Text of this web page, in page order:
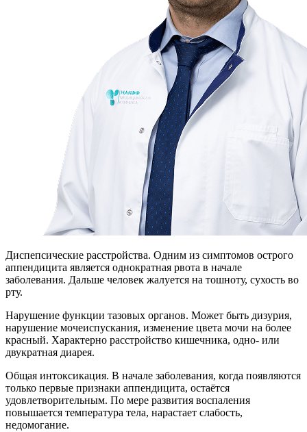
Диспепсические расстройства. Одним из симптомов острого
аппендицита является однократная рвота в начале
заболевания. Дальше человек жалуется на тошноту, сухость во
рту.
Нарушение функции тазовых органов. Может быть дизурия,
нарушение мочеиспускания, изменение цвета мочи на более
красный. Характерно расстройство кишечника, одно- или
двукратная диарея.
Общая интоксикация. В начале заболевания, когда появляются
только первые признаки аппендицита, остаётся
удовлетворительным. По мере развития воспаления
повышается температура тела, нарастает слабость,
недомогание.